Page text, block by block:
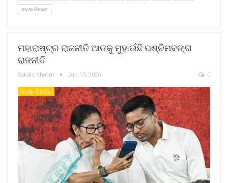
ଦେଶ- ବିଦେଶ
ମହାରାଷ୍ଟ୍ର ରାଜନୀତି ଆଡକୁ ମୁହାଉଁଛି ପଶ୍ଚିମବଙ୍ଗ
ରାଜନୀତି
Sakala Khabar Jun 13, 2026 0
ଦେଶ- ବିଦେଶ